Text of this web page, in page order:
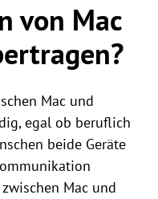
von Mac
Mac und
egal ob beruflich
beide Geräte
Mac und